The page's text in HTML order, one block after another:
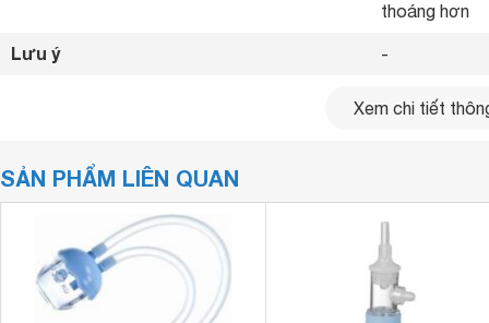
thoáng hơn
Lưu ý -
Xem chi tiết
SẢN PHẨM LIÊN QUAN